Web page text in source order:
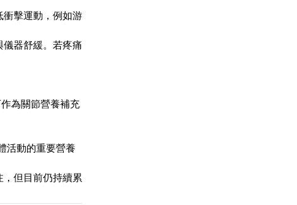
衝擊運動，例如游
器舒緩。若疼痛
為關節營養補充
活動的重要營養
但目前仍持續累